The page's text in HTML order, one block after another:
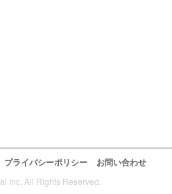
プライバシーポリシー お問い合わせ
Inc. All Rights Reserved.